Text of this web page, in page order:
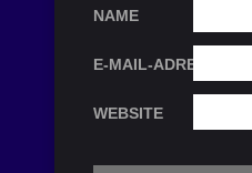
NAME
E-MAIL-ADRESSE
WEBSITE